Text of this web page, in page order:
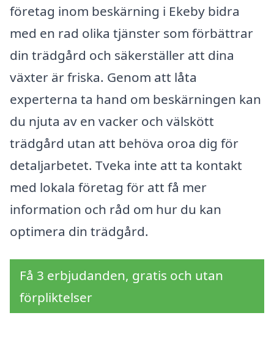
företag inom beskärning i Ekeby bidra
med en rad olika tjänster som förbättrar
din trädgård och säkerställer att dina
växter är friska. Genom att låta
experterna ta hand om beskärningen kan
du njuta av en vacker och välskött
trädgård utan att behöva oroa dig för
detaljarbetet. Tveka inte att ta kontakt
med lokala företag för att få mer
information och råd om hur du kan
optimera din trädgård.
Få 3 erbjudanden, gratis och utan
förpliktelser